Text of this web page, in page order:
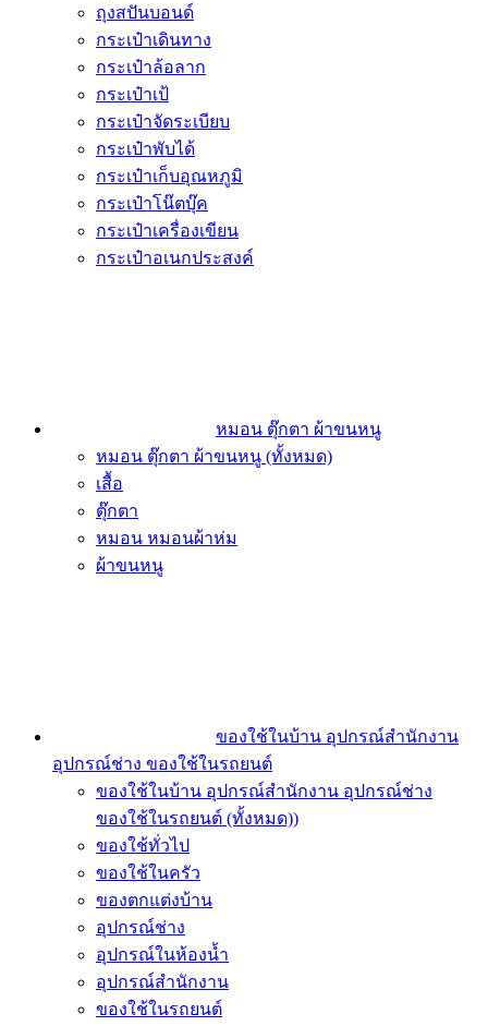
ถุงสปันบอนด์
กระเป๋าเดินทาง
กระเป๋าล้อลาก
กระเป๋าเป้
กระเป๋าจัดระเบียบ
กระเป๋าพับได้
กระเป๋าเก็บอุณหภูมิ
กระเป๋าโน๊ตบุ๊ค
กระเป๋าเครื่องเขียน
กระเป๋าอเนกประสงค์
หมอน ตุ๊กตา ผ้าขนหนู
หมอน ตุ๊กตา ผ้าขนหนู (ทั้งหมด)
เสื้อ
ตุ๊กตา
หมอน หมอนผ้าห่ม
ผ้าขนหนู
ของใช้ในบ้าน อุปกรณ์สำนักงาน
อุปกรณ์ช่าง ของใช้ในรถยนต์
ของใช้ในบ้าน อุปกรณ์สำนักงาน อุปกรณ์ช่าง
ของใช้ในรถยนต์ (ทั้งหมด))
ของใช้ทั่วไป
ของใช้ในครัว
ของตกแต่งบ้าน
อุปกรณ์ช่าง
อุปกรณ์ในห้องน้ำ
อุปกรณ์สำนักงาน
ของใช้ในรถยนต์